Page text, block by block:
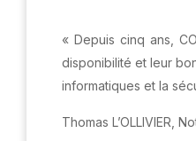
« Depuis cinq ans,
disponibilité et leur
informatiques et la
Thomas L’OLLIVIER,